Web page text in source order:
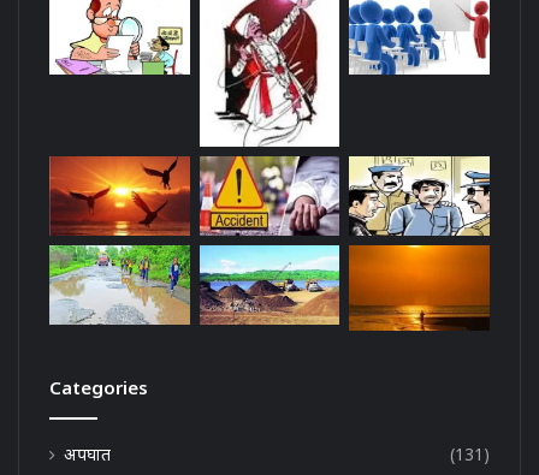
Categories
अपघात
(131)